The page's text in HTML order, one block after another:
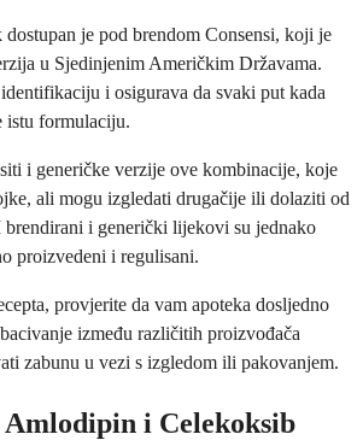
je pod brendom Consensi, koji je
u Sjedinjenim Američkim Državama.
i osigurava da svaki put kada
istu formulaciju.
i generičke verzije ove kombinacije, koje
ali mogu izgledati drugačije ili dolaziti od
i generički lijekovi su jednako
proizvedeni i regulisani.
provjerite da vam apoteka dosljedno
između različitih proizvođača
zabunu u vezi s izgledom ili pakovanjem.
i Celekoksib